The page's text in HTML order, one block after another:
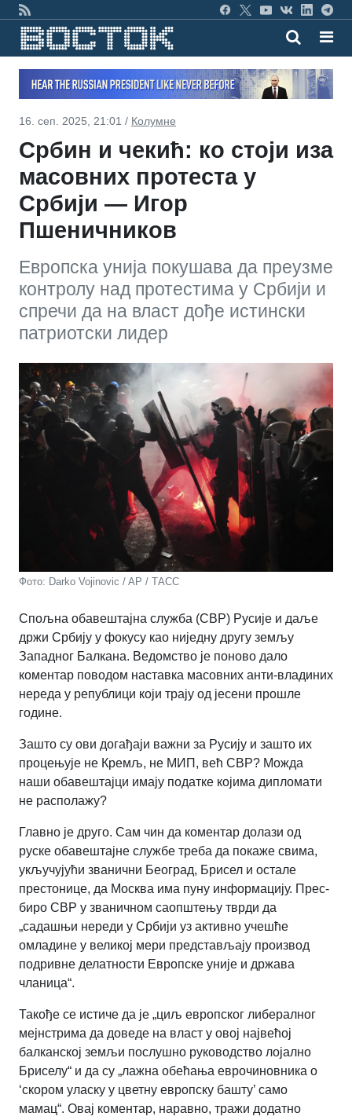
16. сеп. 2025, 21:01 / Колумне
Србин и чекић: ко стоји иза
масовних протеста у
Србији — Игор
Пшеничников
Европска унија покушава да преузме
контролу над протестима у Србији и
спречи да на власт дође истински
патриотски лидер
Фото: Darko Vojinovic / AP / ТАСС
Спољна обавештајна служба (СВР) Русије и даље
држи Србију у фокусу као ниједну другу земљу
Западног Балкана. Ведомство је поново дало
коментар поводом наставка масовних анти-владиних
нереда у републици који трају од јесени прошле
године.
Зашто су ови догађаји важни за Русију и зашто их
процењује не Кремљ, не МИП, већ СВР? Можда
наши обавештајци имају податке којима дипломати
не располажу?
Главно је друго. Сам чин да коментар долази од
руске обавештајне службе треба да покаже свима,
укључујући званични Београд, Брисел и остале
престонице, да Москва има пуну информацију. Прес-
биро СВР у званичном саопштењу тврди да
„садашњи нереди у Србији уз активно учешће
омладине у великој мери представљају производ
подривне делатности Европске уније и држава
чланица“.
Такође се истиче да је „циљ европског либералног
мејнстрима да доведе на власт у овој највећој
балканској земљи послушно руководство лојално
Бриселу“ и да су „лажна обећања еврочиновника о
‘скором уласку у цветну европску башту’ само
мамац“. Овај коментар, наравно, тражи додатно